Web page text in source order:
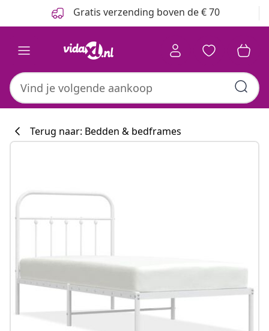
Gratis verzending boven de € 70
Terug naar: Bedden & bedframes